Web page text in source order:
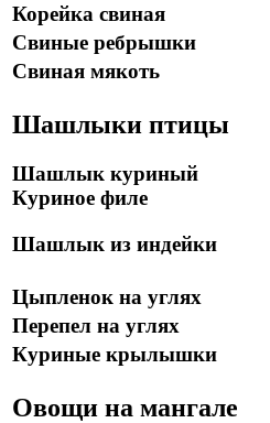
Корейка свиная
Свиные ребрышки
Свиная мякоть
Шашлыки птицы
Шашлык куриный
Куриное филе
Шашлык из индейки
Цыпленок на углях
Перепел на углях
Куриные крылышки
Овощи на мангале